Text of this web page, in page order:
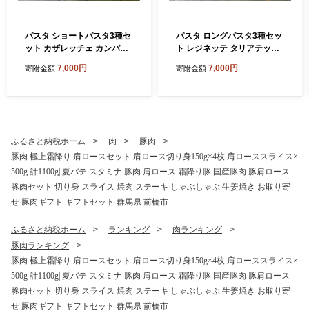
パスタ ショートパスタ3種セ
ット カザレッチェ カンパネ
パスタ コナリエ 簡単 本格 シ
ご飯 コナリエ 群馬県 前橋市
寄附金額 7,000円
パスタ ロングパスタ3種セッ
ト レジネッテ タリアテッレ
コナリエ 簡単 本格 ロングパ
寄附金額 7,000円
ふるさと納税ホーム 肉
豚肉
豚肉 極上霜降り 肩ロースセット 肩ロース切り身150g×4枚 肩ローススライス×
500g 計1100g| 夏バテ スタミナ 豚肉 肩ロース 霜降り豚 国産豚肉 豚肩ロース
豚肉セット 切り身 スライス 焼肉 ステーキ しゃぶしゃぶ 生姜焼き お取り寄
せ 豚肉ギフト ギフトセット 群馬県 前橋市
ふるさと納税ホーム ランキング
肉ランキング
豚肉ランキング
豚肉 極上霜降り 肩ロースセット 肩ロース切り身150g×4枚 肩ローススライス×
500g 計1100g| 夏バテ スタミナ 豚肉 肩ロース 霜降り豚 国産豚肉 豚肩ロース
豚肉セット 切り身 スライス 焼肉 ステーキ しゃぶしゃぶ 生姜焼き お取り寄
せ 豚肉ギフト ギフトセット 群馬県 前橋市